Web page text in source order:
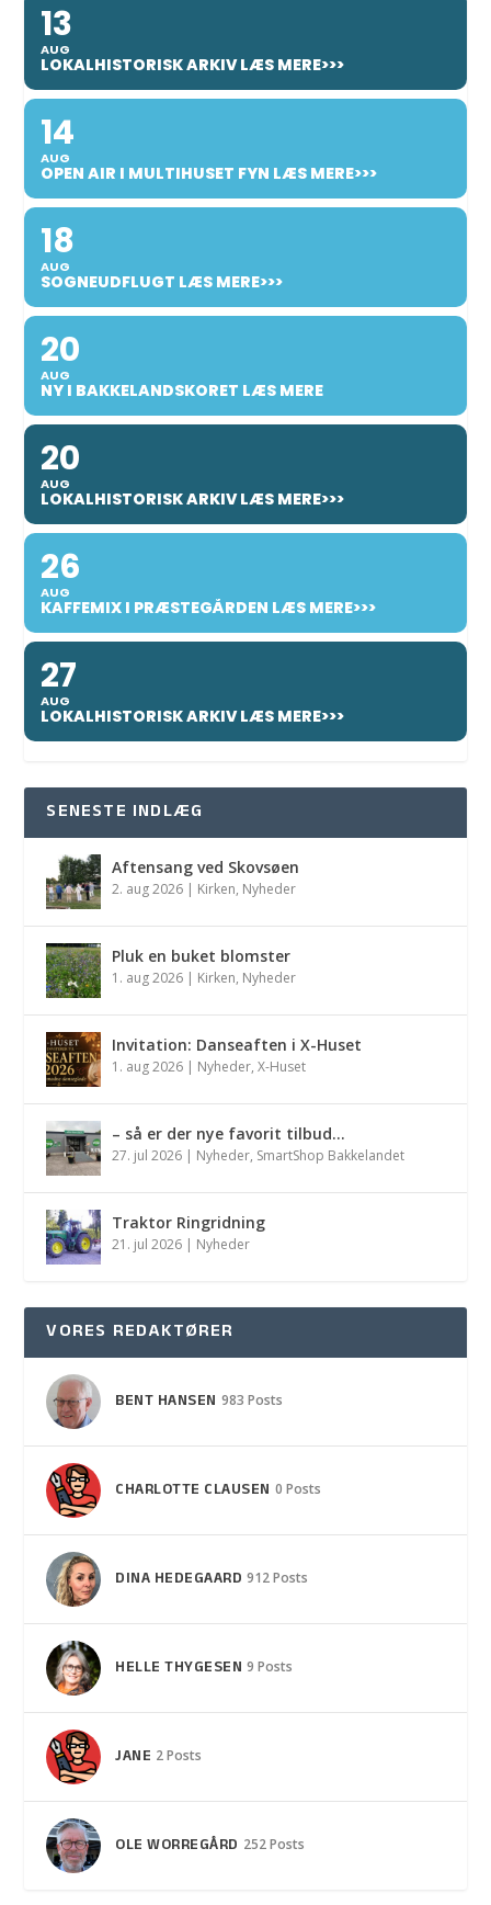
13
AUG
LOKALHISTORISK ARKIV LÆS MERE>>>
14
AUG
OPEN AIR I MULTIHUSET FYN LÆS MERE>>>
18
AUG
SOGNEUDFLUGT LÆS MERE>>>
20
AUG
NY I BAKKELANDSKORET LÆS MERE
20
AUG
LOKALHISTORISK ARKIV LÆS MERE>>>
26
AUG
KAFFEMIX I PRÆSTEGÅRDEN LÆS MERE>>>
27
AUG
LOKALHISTORISK ARKIV LÆS MERE>>>
SENESTE INDLÆG
Aftensang ved Skovsøen
2. aug 2026 | Kirken, Nyheder
Pluk en buket blomster
1. aug 2026 | Kirken, Nyheder
Invitation: Danseaften i X-Huset
1. aug 2026 | Nyheder,X-Huset
– så er der nye favorit tilbud…
27. jul 2026 | Nyheder, SmartShop Bakkelandet
Traktor Ringridning
21. jul 2026 | Nyheder
VORES REDAKTØRER
BENT HANSEN 983 Posts
CHARLOTTE CLAUSEN 0 Posts
DINA HEDEGAARD 912 Posts
HELLE THYGESEN 9 Posts
JANE 2 Posts
OLE WORREGÅRD 252 Posts